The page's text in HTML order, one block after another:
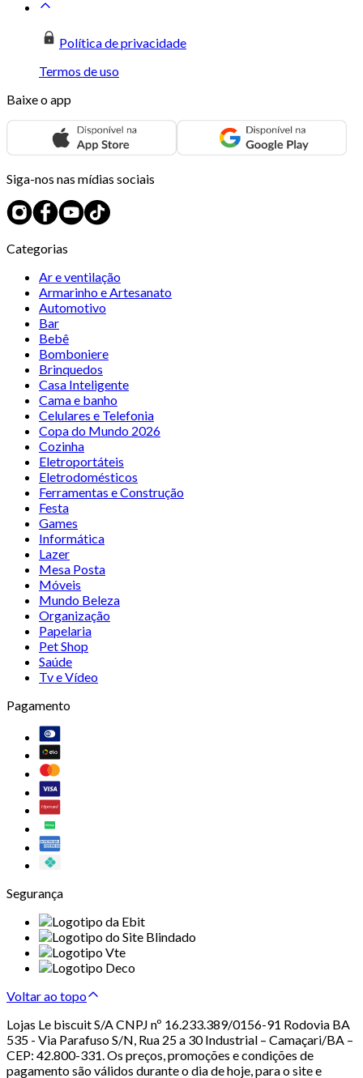
Política de privacidade
Termos de uso
Baixe o app
Siga-nos nas mídias sociais
Categorias
Ar e ventilação
Armarinho e Artesanato
Automotivo
Bar
Bebê
Bomboniere
Brinquedos
Casa Inteligente
Cama e banho
Celulares e Telefonia
Copa do Mundo 2026
Cozinha
Eletroportáteis
Eletrodomésticos
Ferramentas e Construção
Festa
Games
Informática
Lazer
Mesa Posta
Móveis
Mundo Beleza
Organização
Papelaria
Pet Shop
Saúde
Tv e Vídeo
Pagamento
Segurança
Voltar ao topo
Lojas Le biscuit S/A CNPJ nº 16.233.389/0156-91 Rodovia BA
535 - Via Parafuso S/N, Rua 25 a 30 Industrial – Camaçari/BA –
CEP: 42.800-331. Os preços, promoções e condições de
pagamento são válidos durante o dia de hoje, para o site e